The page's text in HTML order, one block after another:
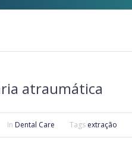
atraumática
In Dental Care Tags extração